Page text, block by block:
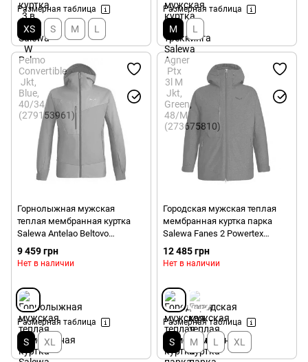
Размерная таблица
XS S M L
Размерная таблица
M L
Горнолыжная мужская
теплая мембранная куртка
Salewa Antelao Beltovo
Tirolwool Responsive Men's
Jacket, Orange, 46/S
9 459 грн
Нет в наличии
Размерная таблица
S XL
Городская мужская теплая
мембранная куртка парка
Salewa Fanes 2 Powertex
Tirolwool® Responsive Men's
Jacket, Black, 46/S (272370912)
12 485 грн
Нет в наличии
Размерная таблица
S M L XL